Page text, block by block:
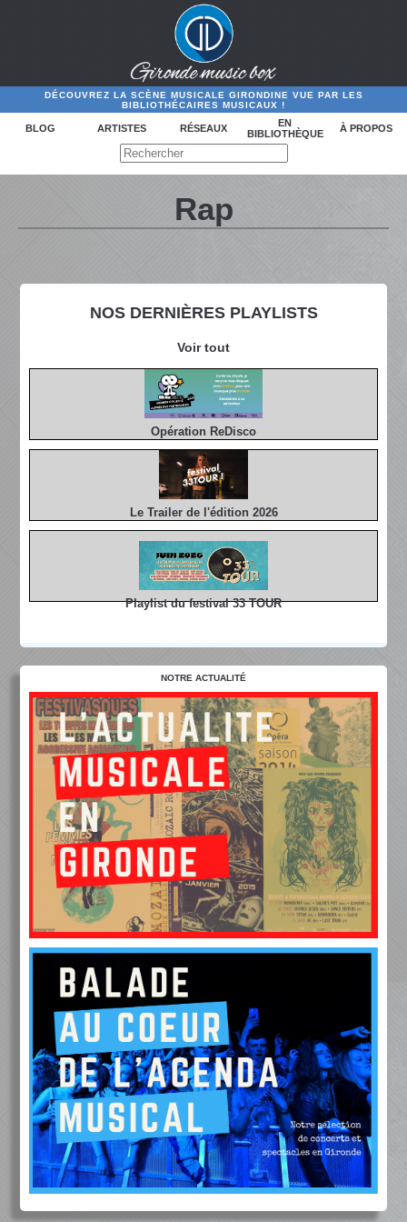
DÉCOUVREZ LA SCÈNE MUSICALE GIRONDINE VUE PAR LES
BIBLIOTHÉCAIRES MUSICAUX !
BLOG ARTISTES RÉSEAUX
EN
BIBLIOTHÈQUE
À PROPOS
NOS DERNIÈRES PLAYLISTS
Voir tout
Opération ReDisco
Le Trailer de l'édition 2026
Playlist du festival 33 TOUR
Rap
NOTRE ACTUALITÉ